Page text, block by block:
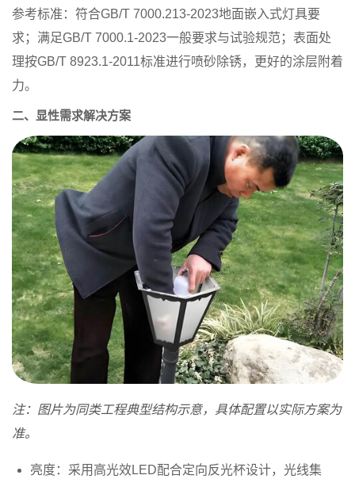
参考标准：符合GB/T 7000.213-2023地面嵌入式灯具要
求；满足GB/T 7000.1-2023一般要求与试验规范；表面处
理按GB/T 8923.1-2011标准进行喷砂除锈，更好的涂层附着
力。
二、显性需求解决方案
注：图片为同类工程典型结构示意，具体配置以实际方案为
准。
亮度：采用高光效LED配合定向反光杯设计，光线集